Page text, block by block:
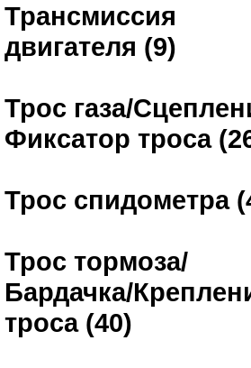
Трансмиссия
двигателя (9)
Трос газа/
Фиксатор троса
Трос спидометра
Трос тормоза/
Бардачка/
троса (40)